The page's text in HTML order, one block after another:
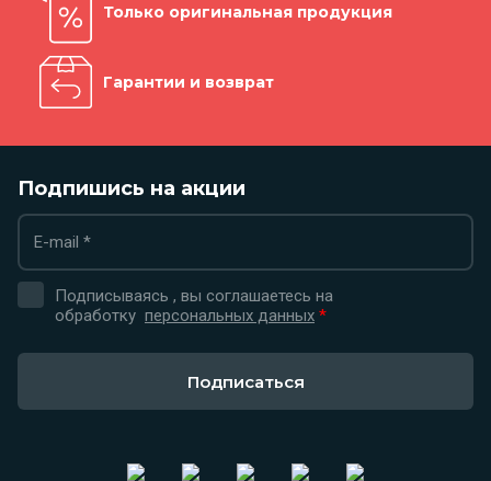
Только оригинальная продукция
Гарантии и возврат
Подпишись на акции
Подписываясь , вы соглашаетесь на
обработку персональных данных *
Подписаться